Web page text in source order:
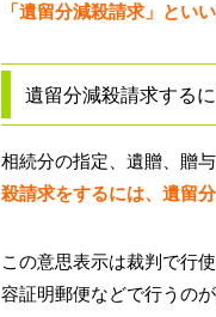
「遺留分減殺請求」といい
遺留分減殺請求する
相続分の指定、遺贈、贈
殺請求をするには、遺留
この意思表示は裁判で行
容証明郵便などで行うの